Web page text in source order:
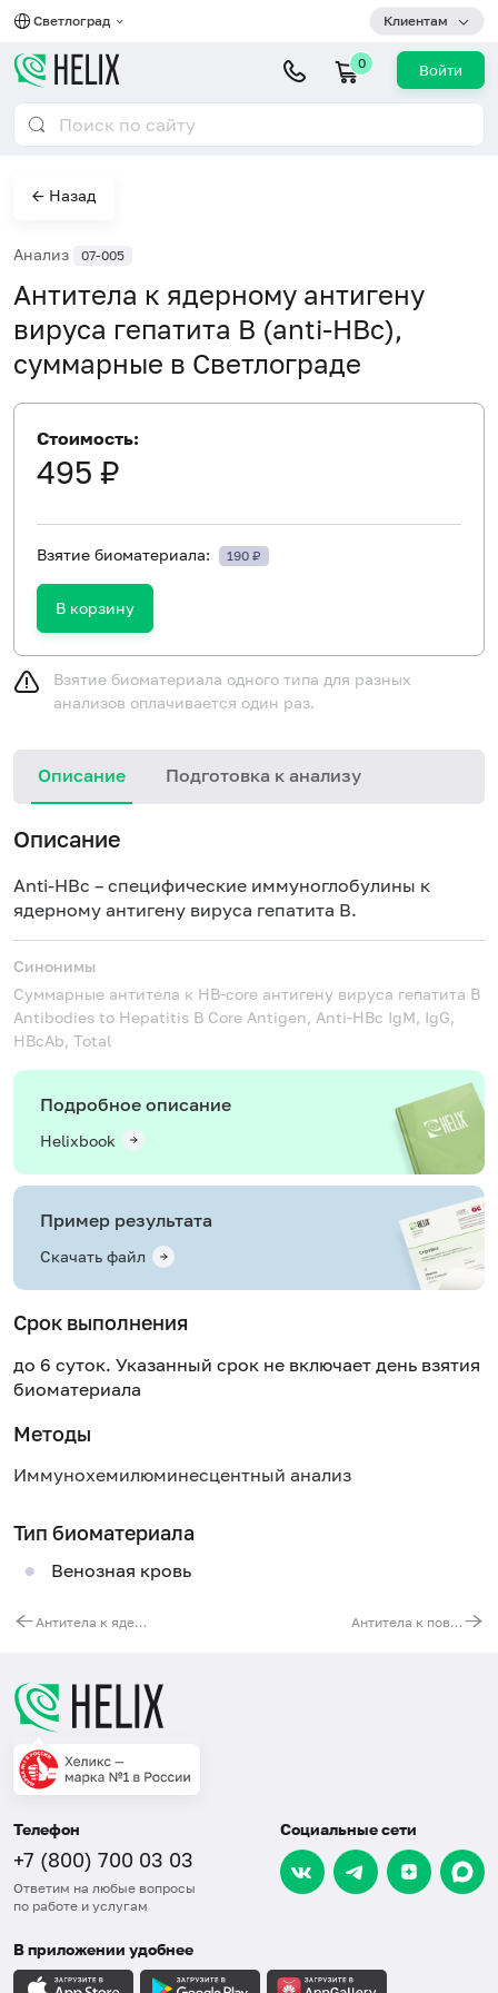
Светлоград Клиентам
0 Войти
← Назад
Анализ 07-005
Антитела к ядерному антигену
вируса гепатита B (anti-HBc),
суммарные в Светлограде
Стоимость:
495 ₽
Взятие биоматериала: 190 ₽
В корзину
Взятие биоматериала одного типа для разных
анализов оплачивается один раз.
Описание Подготовка к анализу
Описание
Anti-HBc – специфические иммуноглобулины к
ядерному антигену вируса гепатита В.
Синонимы
Суммарные антитела к HB-core антигену вируса гепатита В
Antibodies to Hepatitis B Core Antigen, Anti-HBc IgM, IgG,
HBcAb, Total
Подробное описание
Helixbook
Пример результата
Скачать файл
Срок выполнения
до 6 суток. Указанный срок не включает день взятия
биоматериала
Методы
Иммунохемилюминесцентный анализ
Тип биоматериала
Венозная кровь
Антитела к ядерному антигену вируса гепатита B (anti-HBc, IgM) Антитела к поверхностному антигену вируса гепатита B (anti-HBs), суммарные
Телефон
+7 (800) 700 03 03
Ответим на любые вопросы
по работе и услугам
Социальные сети
В приложении удобнее